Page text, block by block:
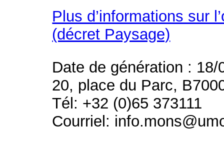
Plus d’informations sur
(décret Paysage)
Date de génération : 18/
20, place du Parc,
Tél: +32 (0)65 373111
Courriel: